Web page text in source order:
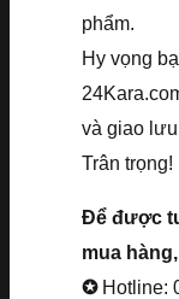
phẩm.
Hy vọng
và giao
Trân trọng!
Để được
mua
✪ Hotline: